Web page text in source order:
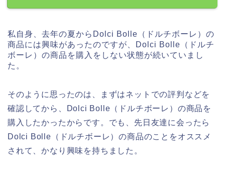
私自身、去年の夏からDolci Bolle（ドルチボーレ）の
商品には興味があったのですが、Dolci Bolle（ドルチ
ボーレ）の商品を購入をしない状態が続いていまし
た。
そのように思ったのは、まずはネットでの評判などを
確認してから、Dolci Bolle（ドルチボーレ）の商品を
購入したかったからです。でも、先日友達に会ったら
Dolci Bolle（ドルチボーレ）の商品のことをオススメ
されて、かなり興味を持ちました。